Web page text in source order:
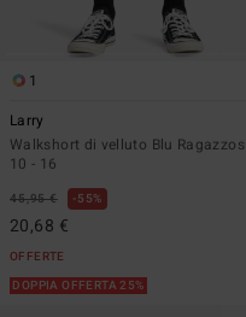
1
Larry
Walkshort di velluto Blu Ragazzos
10 - 16
45,95 € 55%
20,68 €
OFFERTE
DOPPIA OFFERTA 25%